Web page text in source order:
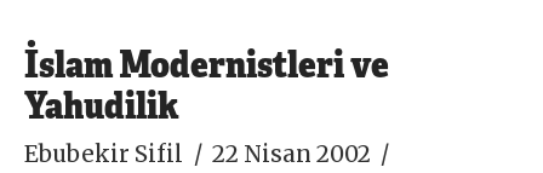
İslam Modernistleri ve
Yahudilik
Ebubekir Sifil
22 Nisan 2002